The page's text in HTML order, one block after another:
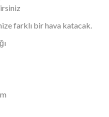
farklı bir hava katacak.